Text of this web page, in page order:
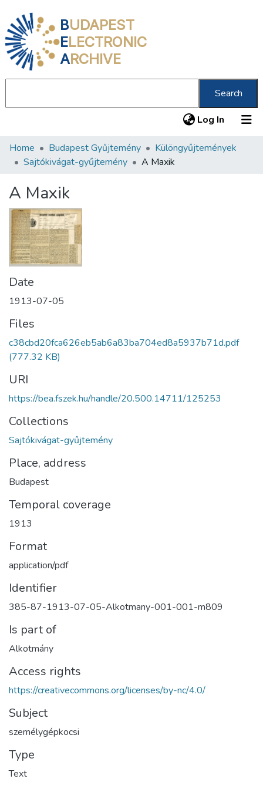
BUDAPEST
ELECTRONIC
ARCHIVE
Search
Log In (current)
Communities & Collections
Statistics
About us
Home Budapest Gyűjtemény
Különgyűjtemények
Sajtókivágat-gyűjtemény
A Maxik
A Maxik
Date
1913-07-05
Files
c38cbd20fca626eb5ab6a83ba704ed8a5937b71d.pdf
(777.32 KB)
URI
https://bea.fszek.hu/handle/20.500.14711/125253
Collections
Sajtókivágat-gyűjtemény
Place, address
Budapest
Temporal coverage
1913
Format
application/pdf
Identifier
385-87-1913-07-05-Alkotmany-001-001-m809
Is part of
Alkotmány
Access rights
https://creativecommons.org/licenses/by-nc/4.0/
Subject
személygépkocsi
Type
Text